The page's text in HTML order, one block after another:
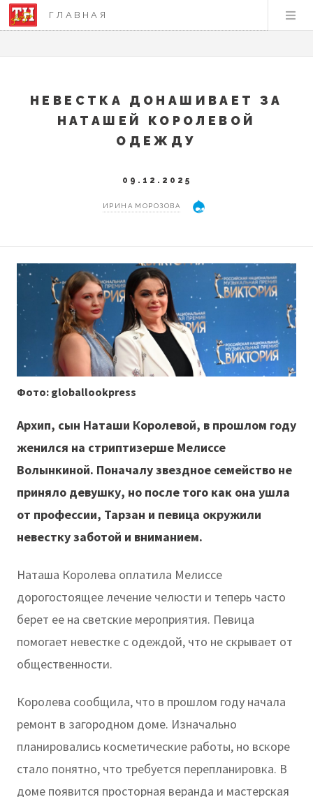
ГЛАВНАЯ
НЕВЕСТКА ДОНАШИВАЕТ ЗА
НАТАШЕЙ КОРОЛЕВОЙ
ОДЕЖДУ
09.12.2025
ИРИНА МОРОЗОВА
Фото: globallookpress
Архип, сын Наташи Королевой, в прошлом году
женился на стриптизерше Мелиссе
Волынкиной. Поначалу звездное семейство не
приняло девушку, но после того как она ушла
от профессии, Тарзан и певица окружили
невестку заботой и вниманием.
Наташа Королева оплатила Мелиссе
дорогостоящее лечение челюсти и теперь часто
берет ее на светские мероприятия. Певица
помогает невестке с одеждой, что не скрывает от
общественности.
Королева сообщила, что в прошлом году начала
ремонт в загородном доме. Изначально
планировались косметические работы, но вскоре
стало понятно, что требуется перепланировка. В
доме появится просторная веранда и мастерская